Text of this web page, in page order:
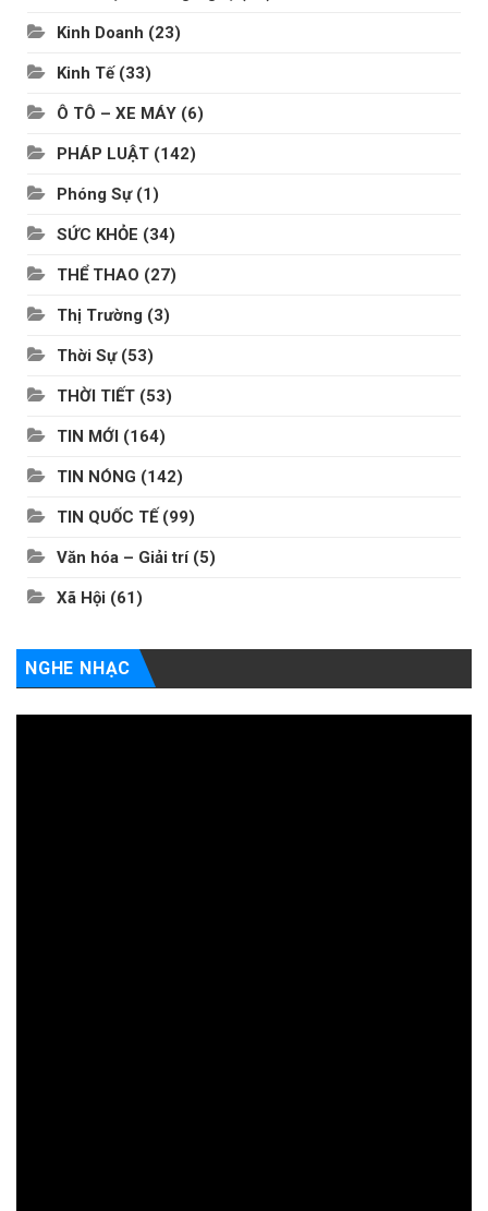
Kinh Doanh (23)
Kinh Tế (33)
Ô TÔ – XE MÁY (6)
PHÁP LUẬT (142)
Phóng Sự(1)
SỨC KHỎE (34)
THỂ THAO (27)
Thị Trường (3)
Thời Sự(53)
THỜI TIẾT (53)
TIN MỚI (164)
TIN NÓNG (142)
TIN QUỐC TẾ (99)
Văn hóa – Giải trí(5)
Xã Hội (61)
NGHE NHẠC